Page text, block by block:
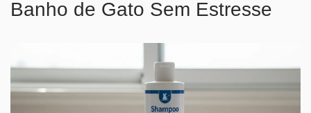
Banho de Gato Sem Estresse